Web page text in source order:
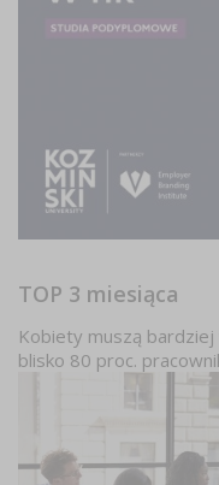
TOP 3 miesiąca
Kobiety muszą bardziej
blisko 80 proc.